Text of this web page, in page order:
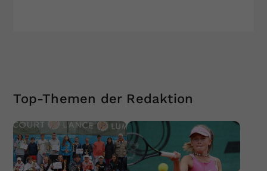
Top-Themen der Redaktion